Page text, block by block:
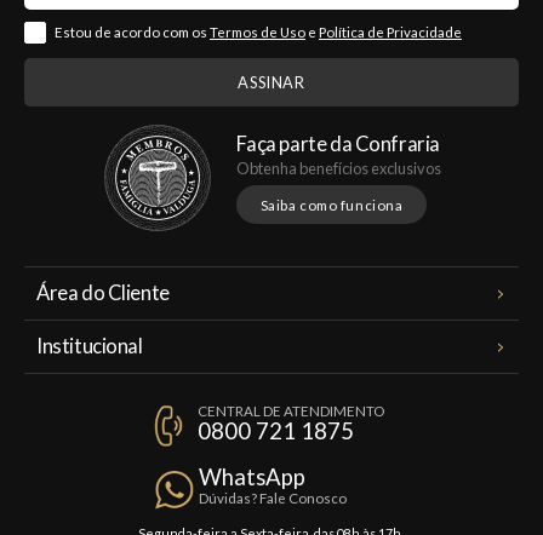
Estou de acordo com os Termos de Uso e Política de Privacidade
Faça parte da Confraria
Obtenha benefícios exclusivos
Saiba como funciona
Área do Cliente
Institucional
Política de Privacidade
Trocas e Devoluções
Formas de Pagamento
CENTRAL DE ATENDIMENTO
0800 721 1875
WhatsApp
Dúvidas? Fale Conosco